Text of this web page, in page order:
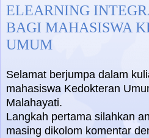
ELEARNING
BAGI MAHASISWA
UMUM
Selamat berjumpa dalam
mahasiswa Kedokteran
Malahayati.
Langkah pertama silahkan
masing dikolom komentar